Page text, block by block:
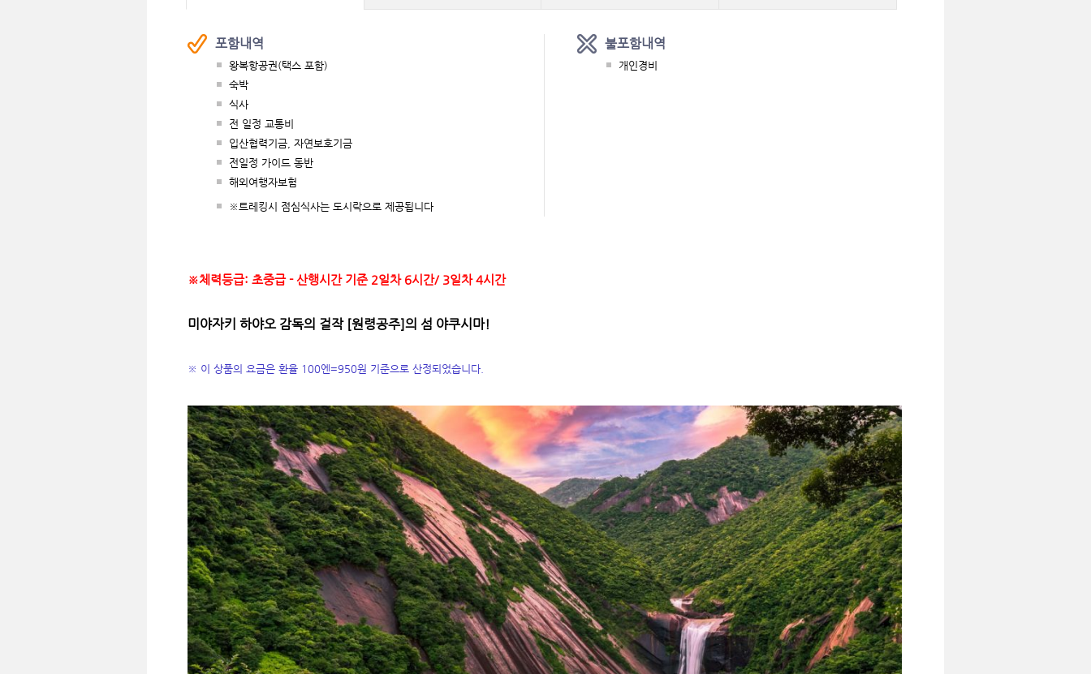
포함내역
왕복항공권(택스 포함)
숙박
식사
전 일정 교통비
입산협력기금, 자연보호기금
전일정 가이드 동반
해외여행자보험
※트레킹시 점심식사는 도시락으로 제공됩니다
불포함내역
개인경비
※체력등급: 초중급 - 산행시간 기준 2일차 6시간/ 3일차 4시간
미야자키 하야오 감독의 걸작 [원령공주]의 섬 야쿠시마!
※ 이 상품의 요금은 환율 100엔=950원 기준으로 산정되었습니다.